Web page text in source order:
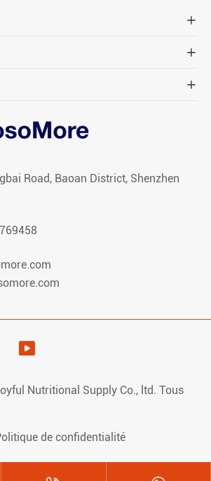



Road, Baoan District, Shenzhen

Nutritional Supply Co., ltd. Tous
de confidentialité